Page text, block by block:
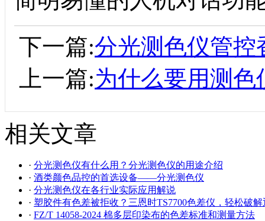
下一篇:分光测色仪管控
上一篇:为什么要用测色
相关文章
· 分光测色仪有什么用？分光测色仪的用途介绍
· 酒类颜色品控的首选设备——分光测色仪
· 分光测色仪在各行业实际应用解说
· 塑胶件有色差被拒收？三恩时TS7700色差仪，轻松破
· FZ/T 14058-2024 棉多层印染布的色差标准和测量方法